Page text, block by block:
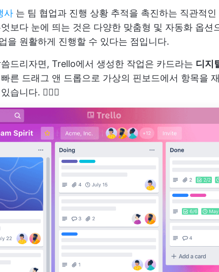
사 는 팀 협업과 진행 상황 추적을 촉진하는 직관적
보다 눈에 띄는 것은 다양한 맞춤형 및 자동화 옵션
을 원활하게 진행할 수 있다는 점입니다.
드리자면, Trello에서 생성한 작업은 카드라는 디지
른 드래그 앤 드롭으로 가상의 핀보드에서 항목을
습니다. 🧙🏼‍♂️